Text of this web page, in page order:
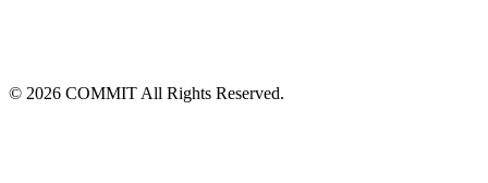
© 2026 COMMIT All Rights Reserved.